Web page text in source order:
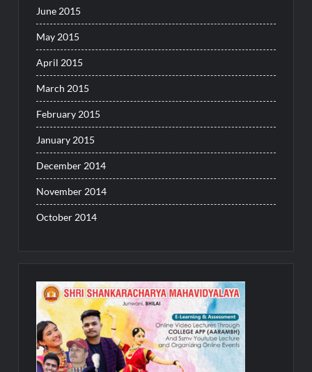
June 2015
May 2015
April 2015
March 2015
February 2015
January 2015
December 2014
November 2014
October 2014